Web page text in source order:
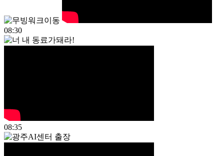
08:30
08:35